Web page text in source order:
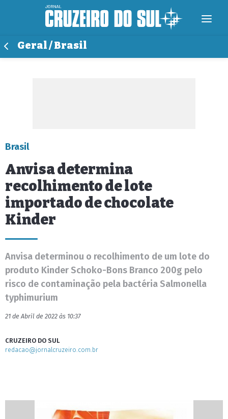
Geral / Brasil
Brasil
Anvisa determina
recolhimento de lote
importado de chocolate
Kinder
Anvisa determinou o recolhimento de um lote do
produto Kinder Schoko-Bons Branco 200g pelo
risco de contaminação pela bactéria Salmonella
typhimurium
21 de Abril de 2022 às 10:37
CRUZEIRO DO SUL
redacao@jornalcruzeiro.com.br